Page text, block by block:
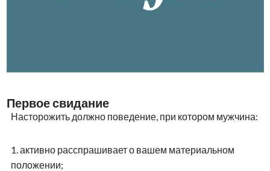
Первое свидание
Насторожить должно поведение, при котором мужчина:
1.активно расспрашивает о вашем материальном
положении;